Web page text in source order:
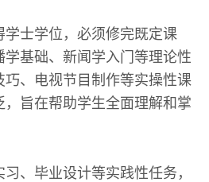
学士学位，必须修完既定课
基础、新闻学入门等理论性
、电视节目制作等实操性课
旨在帮助学生全面理解和掌
、毕业设计等实践性任务，